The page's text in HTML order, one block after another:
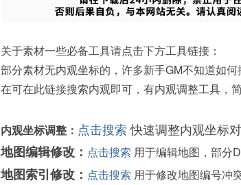
关于素材一些必备工具请点击下方工具链接：
部分素材无内观坐标的，许多新手GM不知道如何
在可在此链接搜索内观即可，有内观调整工具，简
内观坐标调整： 点击搜索快速调整内观坐标
地图编辑修改： 点击搜索 用于编辑地图，部分
地图索引修改： 点击搜索 用于修改地图编号冲